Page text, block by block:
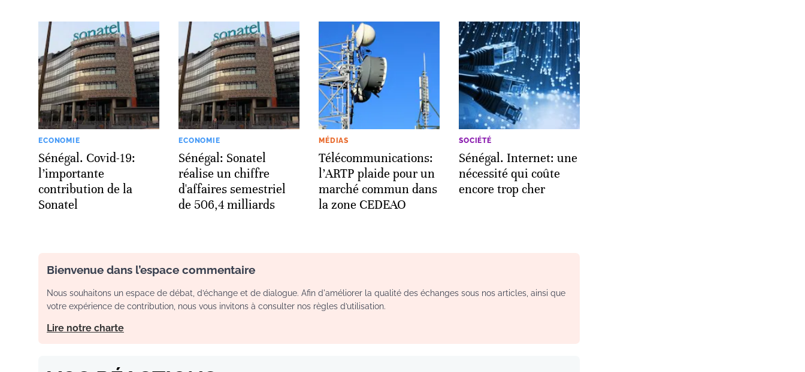
ECONOMIE
Sénégal. Covid-19:
l’importante
contribution de la
Sonatel
ECONOMIE
Sénégal: Sonatel
réalise un chiffre
d'affaires semestriel
de 506,4 milliards
MÉDIAS
Télécommunications:
l’ARTP plaide pour un
marché commun dans
la zone CEDEAO
SOCIÉTÉ
Sénégal. Internet: une
nécessité qui coûte
encore trop cher
Bienvenue dans l’espace commentaire
Nous souhaitons un espace de débat, d’échange et de dialogue. Afin d'améliorer la qualité des échanges sous nos articles, ainsi que
votre expérience de contribution, nous vous invitons à consulter nos règles d’utilisation.
Lire notre charte